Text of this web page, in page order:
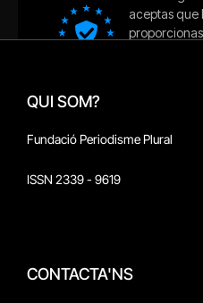
QUI SOM?
Fundació Periodisme Plural
ISSN 2339 - 9619
CONTACTA'NS